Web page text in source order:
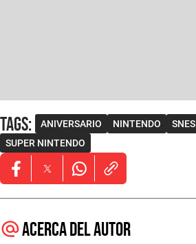
Tags: ANIVERSARIO NINTENDO SNES
SUPER NINTENDO
Opens in new window
Opens in new window
Opens in new window
Acerca del autor